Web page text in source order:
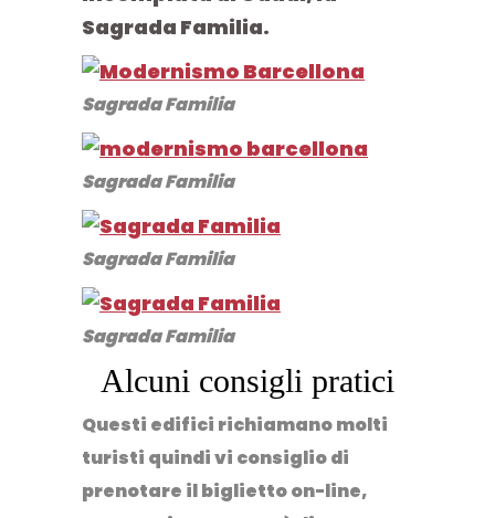
Sagrada Familia.
Sagrada Familia
Sagrada Familia
Sagrada Familia
Sagrada Familia
Alcuni consigli pratici
Questi edifici richiamano molti
turisti quindi vi consiglio di
prenotare il biglietto on-line,